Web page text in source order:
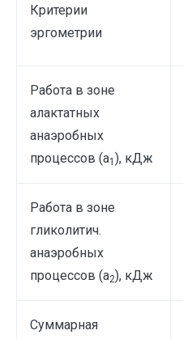
Критерии
эргометрии
Работа в зоне
алактатных
анаэробных
процессов (а1 ), кДж
Работа в зоне
гликолитич.
анаэробных
процессов (а2), кДж
Суммарная